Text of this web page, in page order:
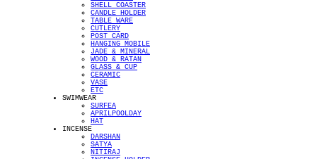
SHELL COASTER
CANDLE HOLDER
TABLE WARE
CUTLERY
POST CARD
HANGING MOBILE
JADE & MINERAL
WOOD & RATAN
GLASS & CUP
CERAMIC
VASE
ETC
SWIMWEAR
SURFEA
APRILPOOLDAY
HAT
INCENSE
DARSHAN
SATYA
NITIRAJ